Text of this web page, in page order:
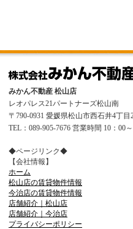
みかん不動産 松山店
レオパレス21パートナーズ松山南
〒790-0931 愛媛県松山市西石井4丁目
TEL：089-905-7676 営業時間 10：00
◆ページリンク◆
【会社情報】
ホーム
松山店の賃貸物件情報
今治店の賃貸物件情報
店舗紹介｜松山店
店舗紹介｜今治店
プライバシーポリシー